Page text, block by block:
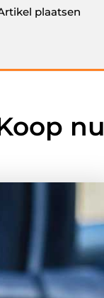
plaatsen
nu